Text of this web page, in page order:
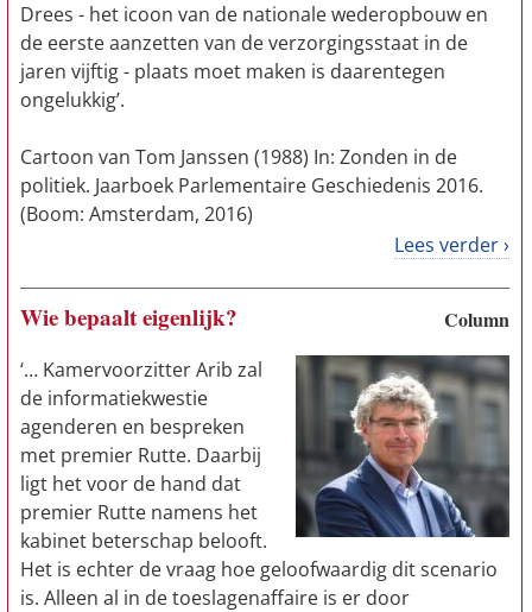
Drees - het icoon van de nationale wederopbouw en
de eerste aanzetten van de verzorgingsstaat in de
jaren vijftig - plaats moet maken is daarentegen
ongelukkig’.
Cartoon van Tom Janssen (1988) In: Zonden in de
politiek. Jaarboek Parlementaire Geschiedenis 2016.
(Boom: Amsterdam, 2016)
Lees verder ›
Wie bepaalt eigenlijk? Column
‘… Kamervoorzitter Arib zal
de informatiekwestie
agenderen en bespreken
met premier Rutte. Daarbij
ligt het voor de hand dat
premier Rutte namens het
kabinet beterschap belooft.
Het is echter de vraag hoe geloofwaardig dit scenario
is. Alleen al in de toeslagenaffaire is er door